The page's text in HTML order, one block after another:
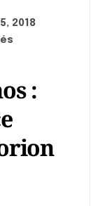
2018
: